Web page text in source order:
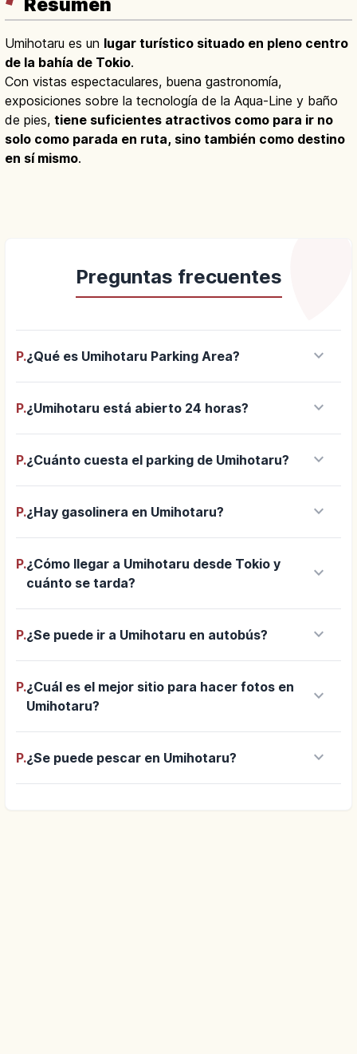
Resumen
Umihotaru es un lugar turístico situado en pleno centro
de la bahía de Tokio.
Con vistas espectaculares, buena gastronomía,
exposiciones sobre la tecnología de la Aqua-Line y baño
de pies, tiene suficientes atractivos como para ir no
solo como parada en ruta, sino también como destino
en sí mismo.
Preguntas frecuentes
P.¿Qué es Umihotaru Parking Area? keyboard_arrow_down
P.¿Umihotaru está abierto 24 horas? keyboard_arrow_down
P.¿Cuánto cuesta el parking de Umihotaru? keyboard_arrow_down
P.¿Hay gasolinera en Umihotaru? keyboard_arrow_down
P.¿Cómo llegar a Umihotaru desde Tokio y
cuánto se tarda?
keyboard_arrow_down
P.¿Se puede ir a Umihotaru en autobús? keyboard_arrow_down
P.¿Cuál es el mejor sitio para hacer fotos en
Umihotaru?
keyboard_arrow_down
P.¿Se puede pescar en Umihotaru? keyboard_arrow_down